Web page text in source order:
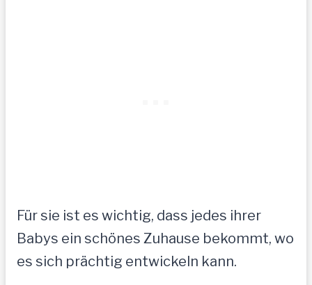
Für sie ist es wichtig, dass jedes ihrer
Babys ein schönes Zuhause bekommt, wo
es sich prächtig entwickeln kann.